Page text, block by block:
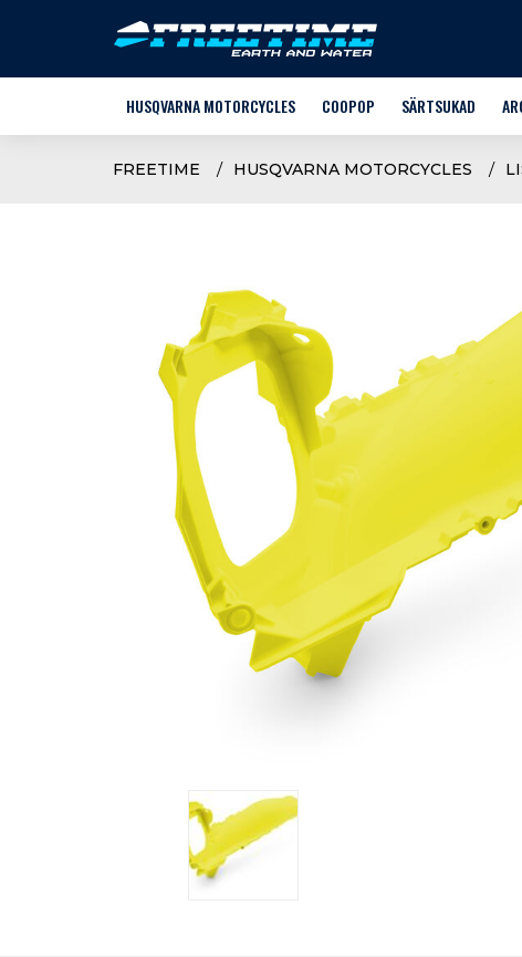
HUSQVARNA MOTORCYCLES
LISAVARUSTUS
SÕIDUVARUSTUS JA -RIIDED
KASUTATUD TEHNIKA
KASUTAJA KÄSIRAAMAT
COOPOP SÄRTSUKAD
NOORTE JALGRATTAD
FREETIME HUSQVARNA MOTORCYCLES